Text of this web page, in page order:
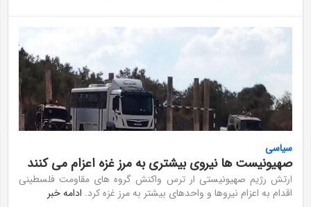
سیاسی
صهیونیست ها نیروی بیشتری به مرز غزه اعزام می کنند
ارتش رژیم صهیونیستی ار ترس واکنش گروه های مقاومت فلسطینی
اقدام به اعزام نیروها و واحدهای بیشتر به مرز غزه کرد. ادامه خبر